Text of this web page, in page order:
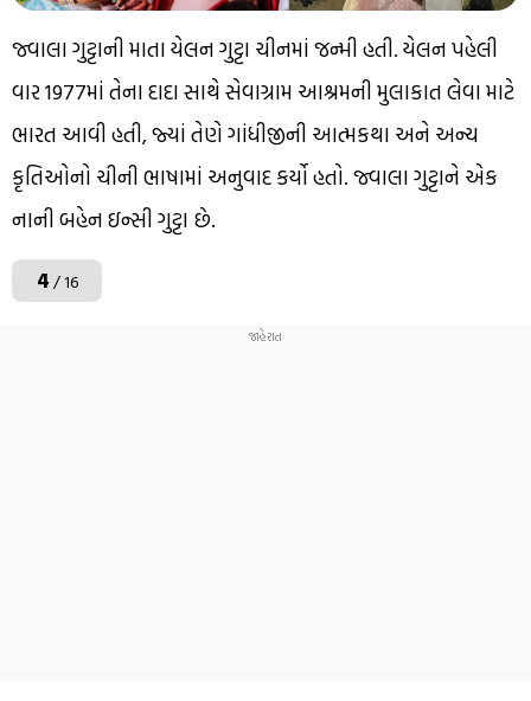
જ્વાલા ગુટ્ટાની માતા યેલન ગુટ્ટા ચીનમાં જન્મી હતી. યેલન પહેલી
વાર 1977માં તેના દાદા સાથે સેવાગ્રામ આશ્રમની મુલાકાત લેવા માટે
ભારત આવી હતી, જ્યાં તેણે ગાંધીજીની આત્મકથા અને અન્ય
કૃતિઓનો ચીની ભાષામાં અનુવાદ કર્યો હતો. જ્વાલા ગુટ્ટાને એક
નાની બહેન ઇન્સી ગુટ્ટા છે.
4/ 16